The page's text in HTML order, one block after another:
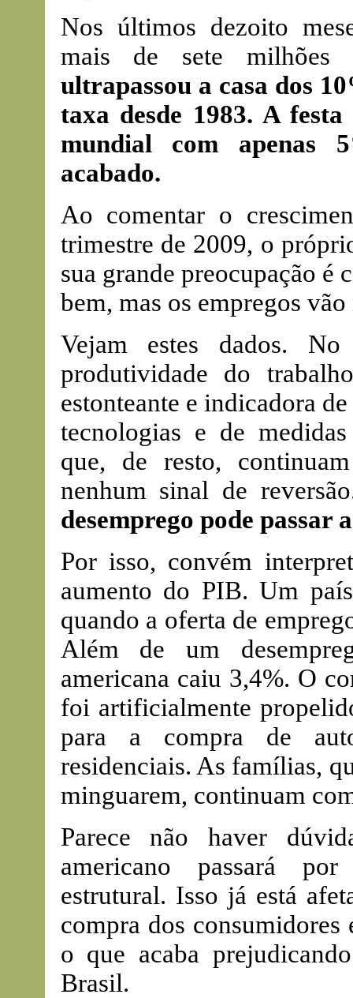
Nos últimos dezoito
mais de sete milhões
ultrapassou a casa dos
taxa desde 1983. A
mundial com apenas
acabado.
Ao comentar o
trimestre de 2009, o
sua grande preocupação é
bem, mas os empregos
Vejam estes dados.
produtividade do
estonteante e indicadora
tecnologias e de
que, de resto,
nenhum sinal de
desemprego pode passar
Por isso, convém
aumento do PIB. Um
quando a oferta de
Além de um
americana caiu 3,4%. O
foi artificialmente
para a compra de
residenciais. As famílias,
minguarem, continuam
Parece não haver
americano passará
estrutural. Isso já está
compra dos
o que acaba
Brasil.